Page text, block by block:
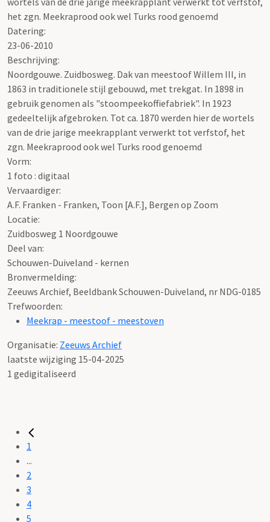
het zgn. Meekraprood ook wel Turks rood genoemd
Datering:
23-06-2010
Beschrijving:
Noordgouwe. Zuidbosweg. Dak van meestoof Willem III, in
1863 in traditionele stijl gebouwd, met trekgat. In 1898 in
gebruik genomen als "stoompeekoffiefabriek". In 1923
gedeeltelijk afgebroken. Tot ca. 1870 werden hier de wortels
van de drie jarige meekrapplant verwerkt tot verfstof, het
zgn. Meekraprood ook wel Turks rood genoemd
Vorm:
1 foto : digitaal
Vervaardiger:
A.F. Franken - Franken, Toon [A.F.], Bergen op Zoom
Locatie:
Zuidbosweg 1 Noordgouwe
Deel van:
Schouwen-Duiveland - kernen
Bronvermelding:
Zeeuws Archief, Beeldbank Schouwen-Duiveland, nr NDG-0185
Trefwoorden:
Meekrap - meestoof - meestoven
Organisatie: Zeeuws Archief
laatste wijziging 15-04-2025
1 gedigitaliseerd
1
...
2
3
4
5